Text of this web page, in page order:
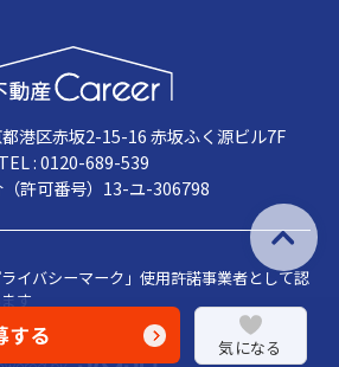
する 気になる
港区赤坂2-15-16 赤坂ふく源ビル7F
TEL : 0120-689-539
（許可番号）13-ユ-306798
イバシーマーク」使用許諾事業者として認
す